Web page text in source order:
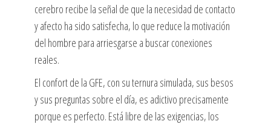
cerebro recibe la señal de que la necesidad de contacto
y afecto ha sido satisfecha, lo que reduce la motivación
del hombre para arriesgarse a buscar conexiones
reales.
El confort de la GFE, con su ternura simulada, sus besos
y sus preguntas sobre el día, es adictivo precisamente
porque es perfecto. Está libre de las exigencias, los